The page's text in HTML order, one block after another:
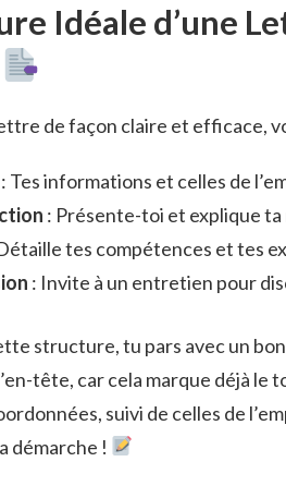
Idéale d’une
de façon claire et efficace,
Tes informations et celles de
: Présente-toi et explique
tes compétences et tes
: Invite à un entretien pour
structure, tu pars avec un
tête, car cela marque déjà
suivi de celles de
démarche !